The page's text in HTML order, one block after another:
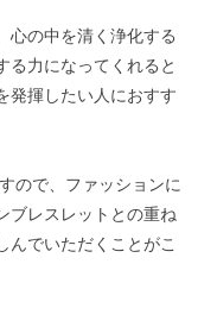
心の中を清く浄化する
る力になってくれると
発揮したい人におすす
ので、ファッションに
ブレスレットとの重ね
んでいただくことがこ